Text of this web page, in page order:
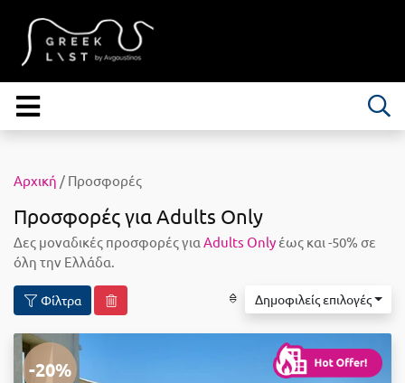
Αρχική / Προσφορές
Προσφορές για Adults Only
Δες μοναδικές προσφορές για Adults Only έως και -50% σε
όλη την Ελλάδα.
Φίλτρα Δημοφιλείς επιλογές
-20%